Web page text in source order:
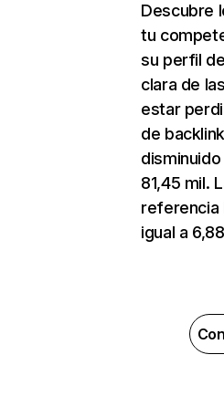
Descubre
tu
su perfil
clara de
estar
de
disminuido
81,45 mil.
referencia
igual a